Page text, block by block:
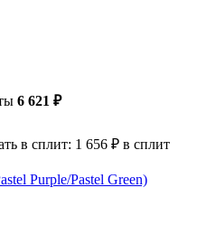
6 621 ₽
в сплит: 1 656 ₽ в сплит
Purple/Pastel Green)